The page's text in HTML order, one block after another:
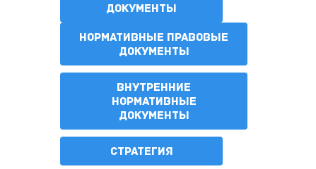
ДОКУМЕНТЫ
НОРМАТИВНЫЕ ПРАВОВЫЕ
ДОКУМЕНТЫ
ВНУТРЕННИЕ
НОРМАТИВНЫЕ
ДОКУМЕНТЫ
СТРАТЕГИЯ